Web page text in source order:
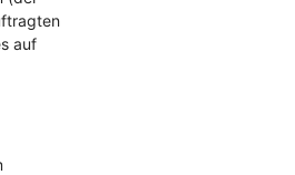
auf